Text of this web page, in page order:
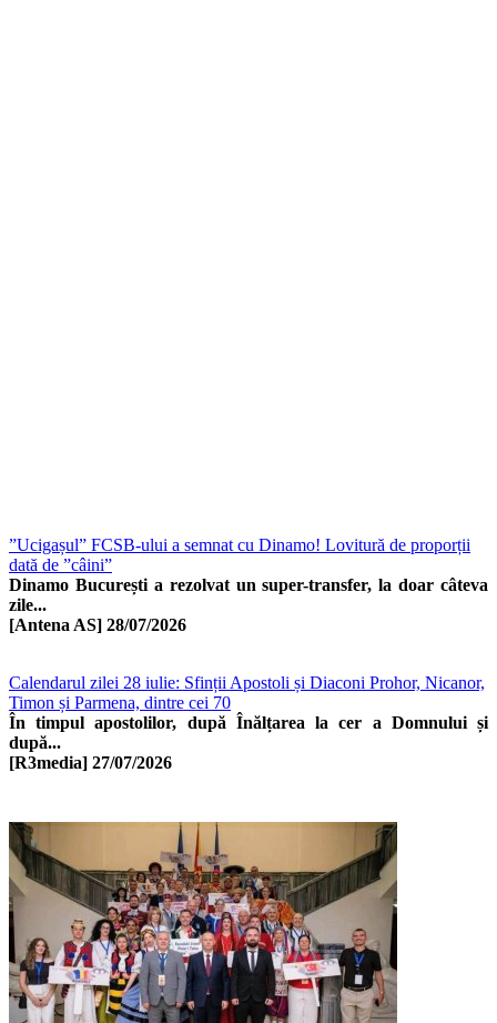
”Ucigașul” FCSB-ului a semnat cu Dinamo! Lovitură de proporții
dată de ”câini”
Dinamo București a rezolvat un super-transfer, la doar câteva
zile...
[Antena AS] 28/07/2026
Calendarul zilei 28 iulie: Sfinții Apostoli și Diaconi Prohor, Nicanor,
Timon și Parmena, dintre cei 70
În timpul apostolilor, după Înălțarea la cer a Domnului și
după...
[R3media] 27/07/2026